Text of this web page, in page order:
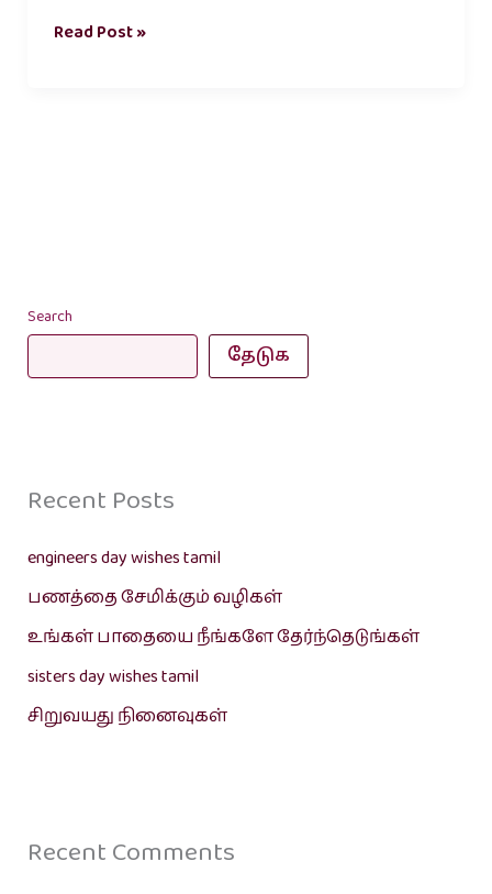
Read Post »
Search
தேடுக
Recent Posts
engineers day wishes tamil
பணத்தை சேமிக்கும் வழிகள்
உங்கள் பாதையை நீங்களே தேர்ந்தெடுங்கள்
sisters day wishes tamil
சிறுவயது நினைவுகள்
Recent Comments